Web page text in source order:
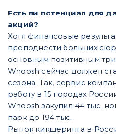
Есть ли потенциал для
акций?
Хотя финансовые
преподнести больших
основным позитивным
Whoosh сейчас должен
сезона. Так, сервис
работу в 15 городах
Whoosh закупил 44 тыс.
парк до 194 тыс.
Рынок кикшеринга в